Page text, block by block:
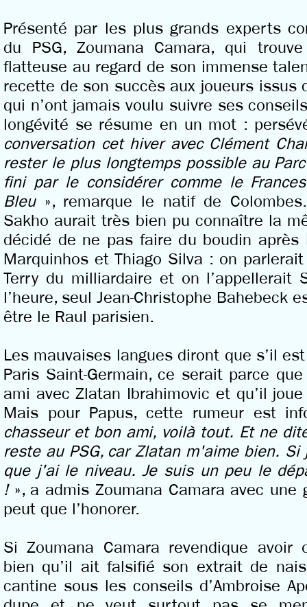
Présenté par les plus grands experts
du PSG, Zoumana Camara, qui
flatteuse au regard de son immense
recette de son succès aux joueurs issus
qui n’ont jamais voulu suivre ses
longévité se résume en un mot :
conversation cet hiver avec Clément
rester le plus longtemps possible au
fini par le considérer comme le
Bleu», remarque le natif de Colombes.
Sakho aurait très bien pu connaître la
décidé de ne pas faire du boudin après
Marquinhos et Thiago Silva : on
Terry du milliardaire et on l’appellerait
l’heure, seul Jean-Christophe Bahebeck
être le Raul parisien.
Les mauvaises langues diront que s’il
Paris Saint-Germain, ce serait parce
ami avec Zlatan Ibrahimovic et qu’il
Mais pour Papus, cette rumeur est
chasseur et bon ami, voilà tout. Et ne
reste au PSG, car Zlatan m'aime bien.
que j'ai le niveau. Je suis un peu le
!», a admis Zoumana Camara avec une
peut que l’honorer.
Si Zoumana Camara revendique avoir
bien qu’il ait falsifié son extrait de
cantine sous les conseils d’Ambroise